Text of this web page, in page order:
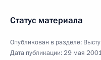
Статус материала
Опубликован в разделе:
Дата публикации:29 мая